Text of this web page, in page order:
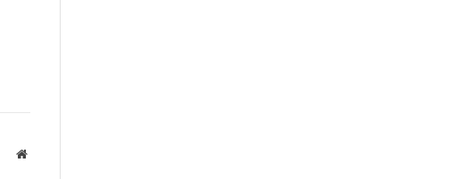
Website